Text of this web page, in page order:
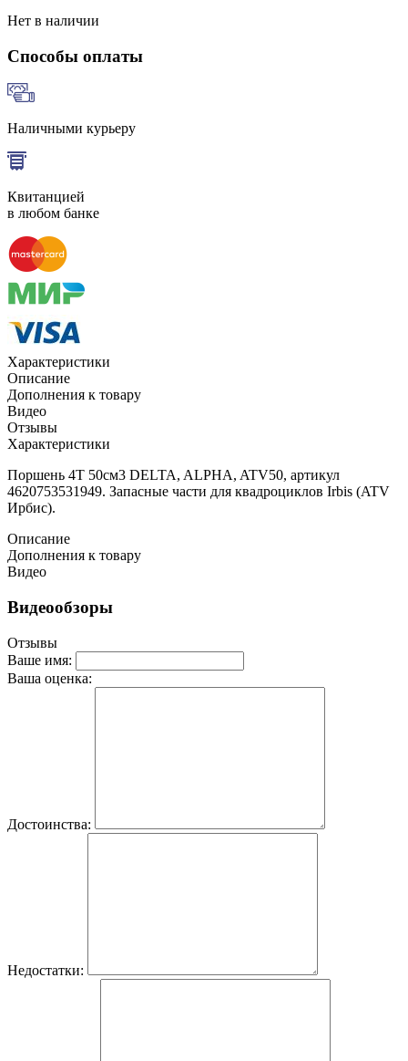
Нет в наличии
Способы оплаты
Наличными курьеру
Квитанцией
в любом банке
Характеристики
Описание
Дополнения к товару
Видео
Отзывы
Характеристики
Поршень 4Т 50см3 DELTA, ALPHA, ATV50, артикул
4620753531949. Запасные части для квадроциклов Irbis (ATV
Ирбис).
Описание
Дополнения к товару
Видео
Видеообзоры
Отзывы
Ваше имя:
Ваша оценка:
Достоинства:
Недостатки: